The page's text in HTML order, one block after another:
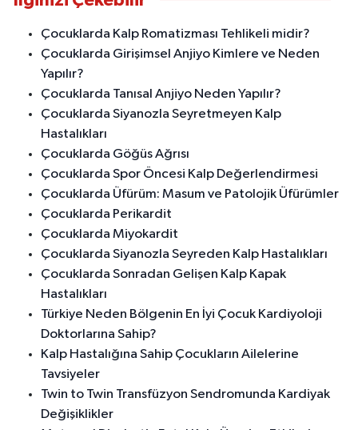
Çocuklarda Kalp Romatizması Tehlikeli midir?
Çocuklarda Girişimsel Anjiyo Kimlere ve Neden
Yapılır?
Çocuklarda Tanısal Anjiyo Neden Yapılır?
Çocuklarda Siyanozla Seyretmeyen Kalp
Hastalıkları
Çocuklarda Göğüs Ağrısı
Çocuklarda Spor Öncesi Kalp Değerlendirmesi
Çocuklarda Üfürüm: Masum ve Patolojik Üfürümler
Çocuklarda Perikardit
Çocuklarda Miyokardit
Çocuklarda Siyanozla Seyreden Kalp Hastalıkları
Çocuklarda Sonradan Gelişen Kalp Kapak
Hastalıkları
Türkiye Neden Bölgenin En İyi Çocuk Kardiyoloji
Doktorlarına Sahip?
Kalp Hastalığına Sahip Çocukların Ailelerine
Tavsiyeler
Twin to Twin Transfüzyon Sendromunda Kardiyak
Değişiklikler